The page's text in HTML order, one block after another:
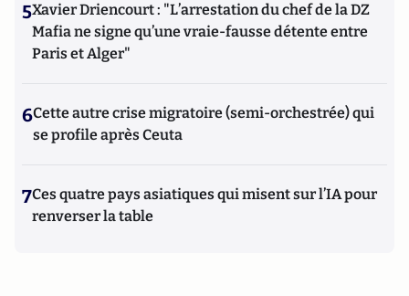
5Xavier Driencourt : "L’arrestation du chef de la DZ
Mafia ne signe qu’une vraie-fausse détente entre
Paris et Alger"
6Cette autre crise migratoire (semi-orchestrée) qui
se profile après Ceuta
7Ces quatre pays asiatiques qui misent sur l’IA pour
renverser la table